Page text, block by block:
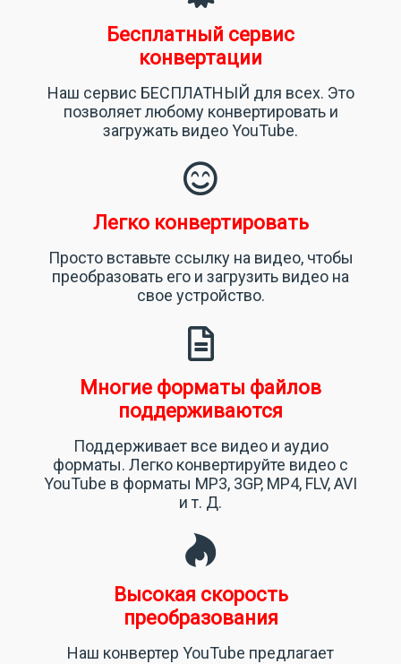
Бесплатный сервис
конвертации
Наш сервис БЕСПЛАТНЫЙ для всех. Это
позволяет любому конвертировать и
загружать видео YouTube.
Легко конвертировать
Просто вставьте ссылку на видео, чтобы
преобразовать его и загрузить видео на
свое устройство.
Многие форматы файлов
поддерживаются
Поддерживает все видео и аудио
форматы. Легко конвертируйте видео с
YouTube в форматы MP3, 3GP, MP4, FLV, AVI
и т. Д.
Высокая скорость
преобразования
Наш конвертер YouTube предлагает